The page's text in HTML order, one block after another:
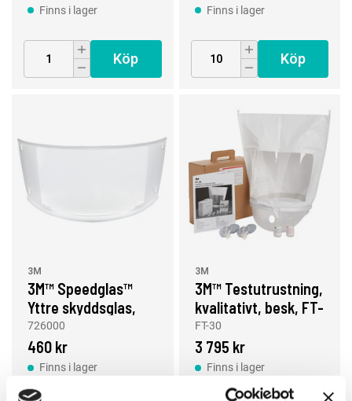
Finns i lager
Köp
Finns i lager
Köp
3M
3M™ Speedglas™
Yttre skyddsglas,
SL, standard
726000
460 kr
Finns i lager
3M
3M™ Testutrustning,
kvalitativt, besk, FT-
30
FT-30
3 795 kr
Finns i lager